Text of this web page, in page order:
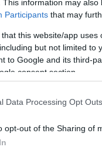
This information may
Participants that may
that this website/app
but not limited to
to Google and its third-
consent section.
Data Processing Opt Outs
opt-out of the Sharing of
Καζάζης : «Έχουμε
Χαρούμενος για τη
30ου πρωταθλήματος
την επικράτηση επί του
Volleyleague να είναι
υπόλοιπες διοργανώσεις.